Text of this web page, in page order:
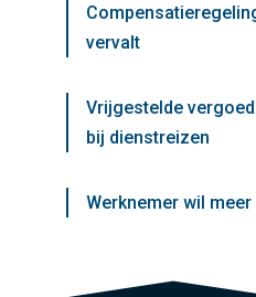
vervalt
Vrijgestelde
bij dienstreizen
Werknemer wil